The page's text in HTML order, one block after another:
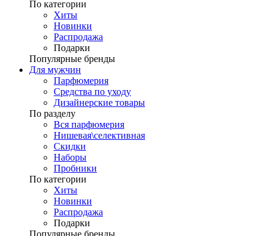
По категории
Хиты
Новинки
Распродажа
Подарки
Популярные бренды
Для мужчин
Парфюмерия
Средства по уходу
Дизайнерские товары
По разделу
Вся парфюмерия
Нишевая\селективная
Скидки
Наборы
Пробники
По категории
Хиты
Новинки
Распродажа
Подарки
Популярные бренды